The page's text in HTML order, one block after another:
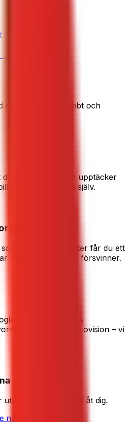
resa – enkelt, snabbt och
dygnet runt och upptäcker
Du slipper leta själv.
matchar dina filter får du ett
länk – innan priset försvinner.
Flights, direkt hos
Vi tar ingen provision – vi
utkik efter nästa fynd åt dig.
nästa deal